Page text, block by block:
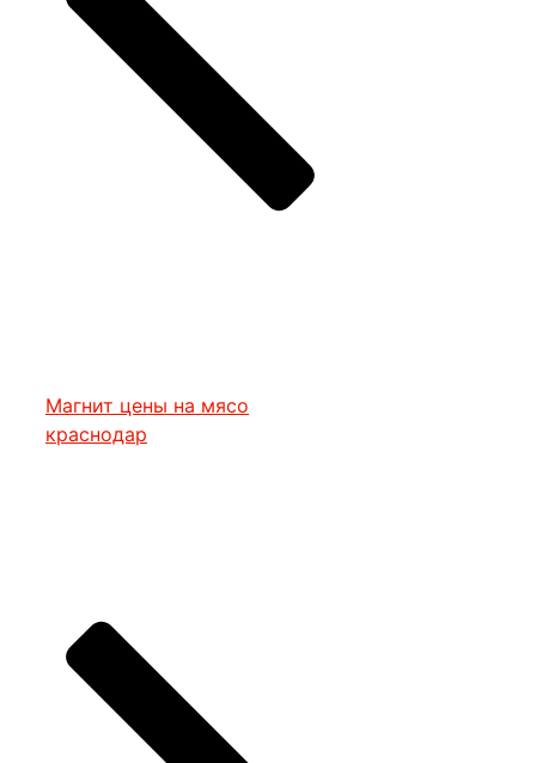
Магнит цены на мясо
краснодар